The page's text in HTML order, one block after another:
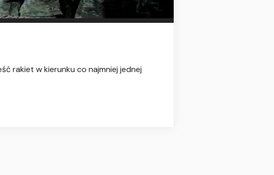
rakiet w kierunku co najmniej jednej